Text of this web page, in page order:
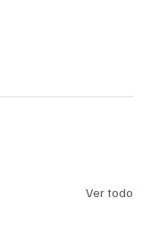
Ver todo